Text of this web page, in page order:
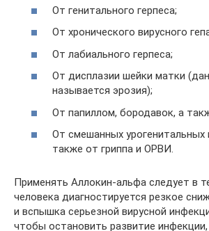
От генитального герпеса;
От хронического вирусного
От лабиального герпеса;
От дисплазии шейки матки
называется эрозия);
От папиллом, бородавок, а
От смешанных урогенитальных
также от гриппа и ОРВИ.
Применять Аллокин-альфа следует в
человека диагностируется резкое
и вспышка серьезной вирусной
чтобы остановить развитие